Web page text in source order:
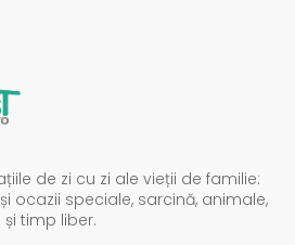
de zi cu zi ale vieții de familie:
ocazii speciale, sarcină, animale,
timp liber.